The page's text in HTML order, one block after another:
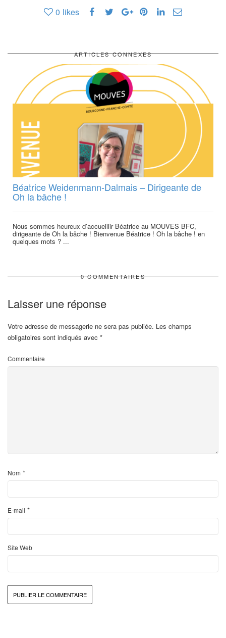
0 likes
ARTICLES CONNEXES
Béatrice Weidenmann-Dalmais – Dirigeante de
Oh la bâche !
Nous sommes heureux d’accueillir Béatrice au MOUVES BFC,
dirigeante de Oh la bâche ! Bienvenue Béatrice ! Oh la bâche ! en
quelques mots ? ...
0 COMMENTAIRES
Laisser une réponse
Votre adresse de messagerie ne sera pas publiée. Les champs
obligatoires sont indiqués avec *
Commentaire
Nom *
E-mail *
Site Web